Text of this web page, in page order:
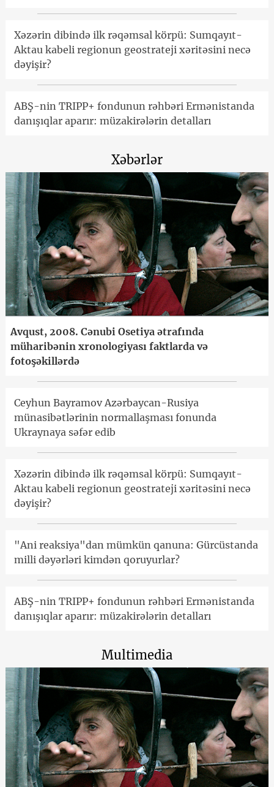
Xəzərin dibində ilk rəqəmsal körpü: Sumqayıt-
Aktau kabeli regionun geostrateji xəritəsini necə
dəyişir?
ABŞ-nin TRIPP+ fondunun rəhbəri Ermənistanda
danışıqlar aparır: müzakirələrin detalları
Xəbərlər
Avqust, 2008. Cənubi Osetiya ətrafında
müharibənin xronologiyası faktlarda və
fotoşəkillərdə
Ceyhun Bayramov Azərbaycan-Rusiya
münasibətlərinin normallaşması fonunda
Ukraynaya səfər edib
Xəzərin dibində ilk rəqəmsal körpü: Sumqayıt-
Aktau kabeli regionun geostrateji xəritəsini necə
dəyişir?
"Ani reaksiya"dan mümkün qanuna: Gürcüstanda
milli dəyərləri kimdən qoruyurlar?
ABŞ-nin TRIPP+ fondunun rəhbəri Ermənistanda
danışıqlar aparır: müzakirələrin detalları
Multimedia